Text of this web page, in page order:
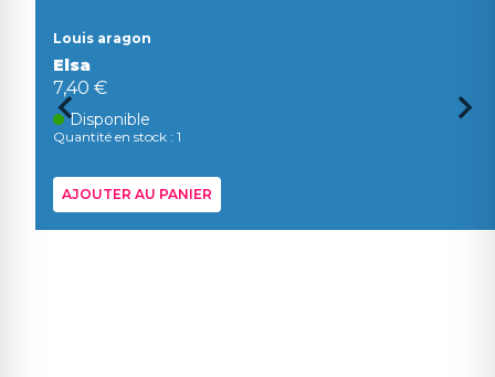
Louis aragon
Elsa
7,40 €
Disponible
Quantité en stock : 1
AJOUTER AU PANIER